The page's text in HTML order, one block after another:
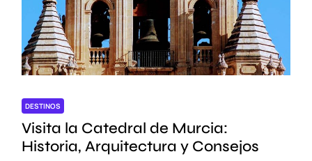
DESTINOS
Visita la Catedral de Murcia:
Historia, Arquitectura y Consejos